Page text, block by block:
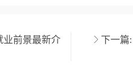
业前景最新介
下一篇: